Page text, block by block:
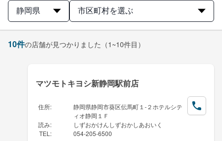
静岡県 市区町村を選ぶ
10件の店舗が見つかりました （1~10件目）
マツモトキヨシ新静岡駅前店
住所:
静岡県静岡市葵区伝馬町１-２ホテルシテ
ィオ静岡１Ｆ
読み:
しずおかけんしずおかしあおいく
TEL : 054-205-6500